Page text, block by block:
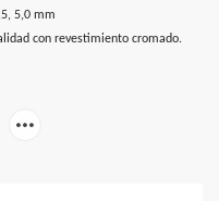
5,0 mm
con revestimiento cromado.